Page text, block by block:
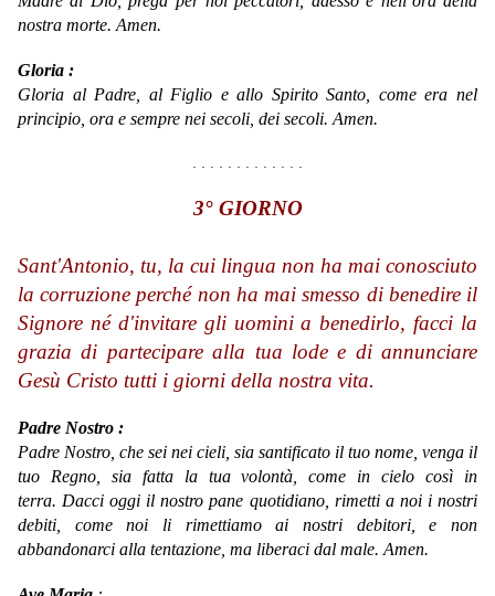
nostra morte. Amen.
Gloria :
Gloria al Padre, al Figlio e allo Spirito Santo, come era nel
principio, ora e sempre nei secoli, dei secoli. Amen.
3° GIORNO
Sant'Antonio, tu, la cui lingua non ha mai conosciuto
la corruzione perché non ha mai smesso di benedire il
Signore né d'invitare gli uomini a benedirlo, facci la
grazia di partecipare alla tua lode e di annunciare
Gesù Cristo tutti i giorni della nostra vita.
Padre Nostro :
Padre Nostro, che sei nei cieli, sia santificato il tuo nome, venga il
tuo Regno, sia fatta la tua volontà, come in cielo così in
terra. Dacci oggi il nostro pane quotidiano, rimetti a noi i nostri
debiti, come noi li rimettiamo ai nostri debitori, e non
abbandonarci alla tentazione, ma liberaci dal male. Amen.